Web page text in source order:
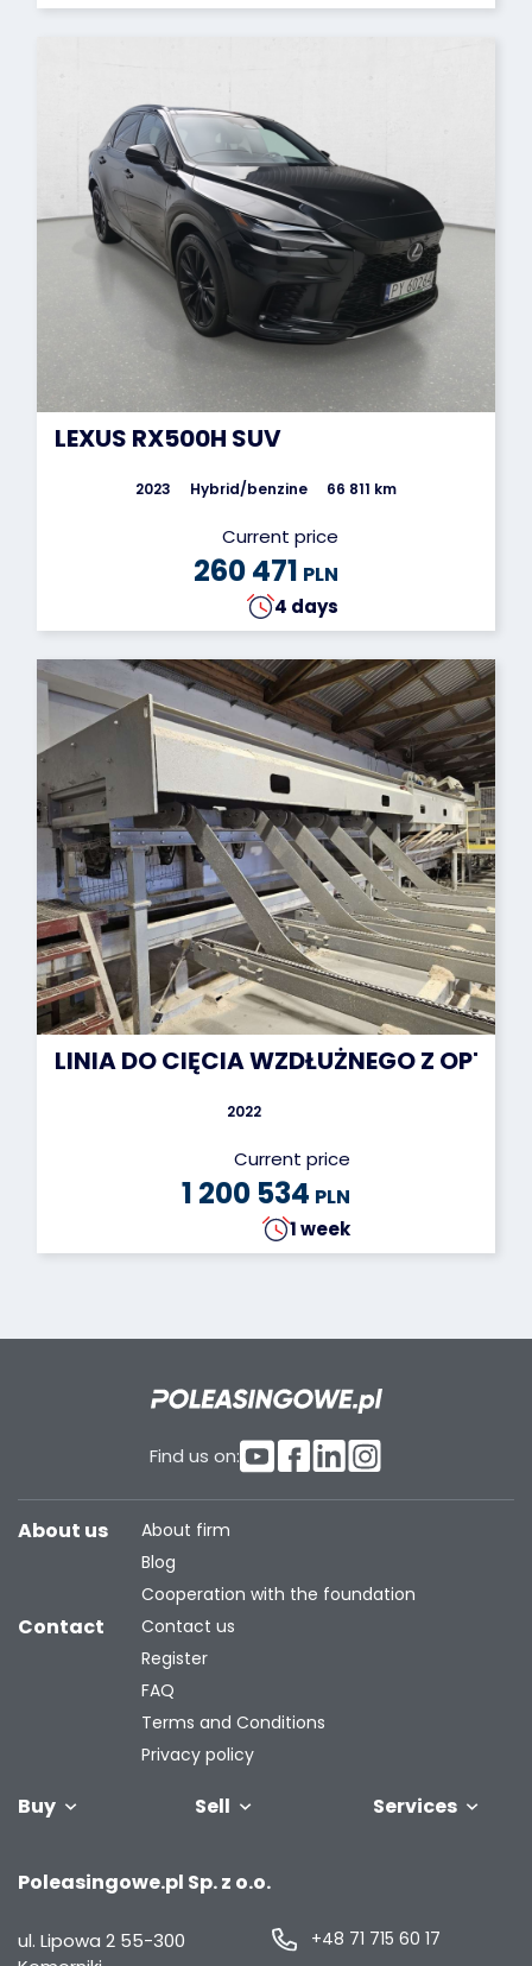
LEXUS RX500H SUV
2023 Hybrid/benzine 66 811 km
Current price
260 471 PLN
4 days
LINIA DO CIĘCIA WZDŁUŻNEGO Z
2022
Current price
1 200 534 PLN
1 week
Find us on:
Buy Sell
your fleet
Services
About us
About firm
Blog
Cooperation with the foundation
Contact
Contact us
Register
FAQ
Terms and Conditions
Privacy policy
Poleasingowe.pl Sp. z o.o.
ul. Lipowa 2 55-300
+48 71 715 60 17